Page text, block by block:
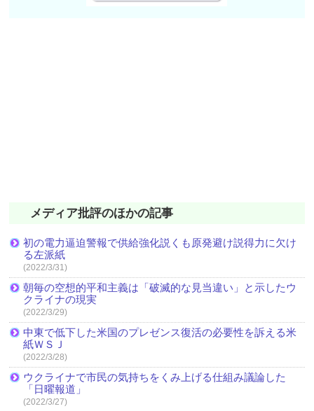
メディア批評のほかの記事
初の電力逼迫警報で供給強化説くも原発避け説得力に欠け
る左派紙
(2022/3/31)
朝毎の空想的平和主義は「破滅的な見当違い」と示したウ
クライナの現実
(2022/3/29)
中東で低下した米国のプレゼンス復活の必要性を訴える米
紙ＷＳＪ
(2022/3/28)
ウクライナで市民の気持ちをくみ上げる仕組み議論した
「日曜報道」
(2022/3/27)